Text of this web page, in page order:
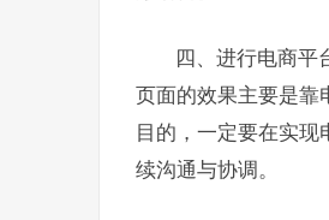
四、进行电商平
页面的效果主要是靠
目的，一定要在实
续沟通与协调。